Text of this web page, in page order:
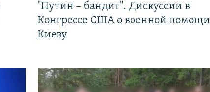
"Путин – бандит". Дискуссии в
Конгрессе США о военной помощи
Киеву